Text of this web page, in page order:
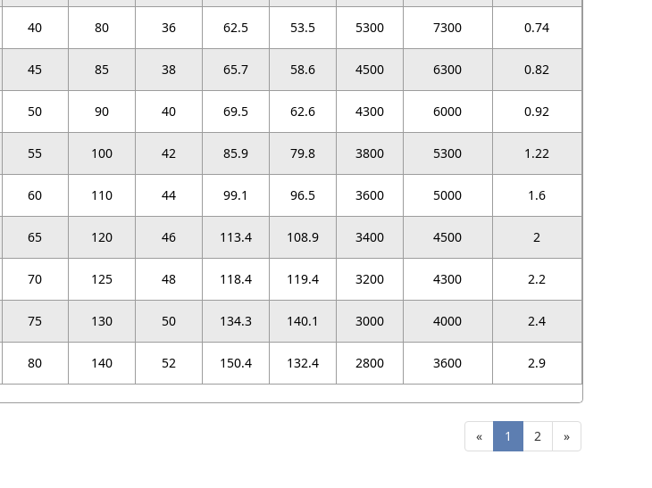
40 80 36 62.5 53.5 5300 7300 0.74
45 85 38 65.7 58.6 4500 6300 0.82
50 90 40 69.5 62.6 4300 6000 0.92
55 100 42 85.9 79.8 3800 5300 1.22
60 110 44 99.1 96.5 3600 5000 1.6
65 120 46 113.4 108.9 3400 4500 2
70 125 48 118.4 119.4 3200 4300 2.2
75 130 50 134.3 140.1 3000 4000 2.4
80 140 52 150.4 132.4 2800 3600 2.9
« 1 2 »